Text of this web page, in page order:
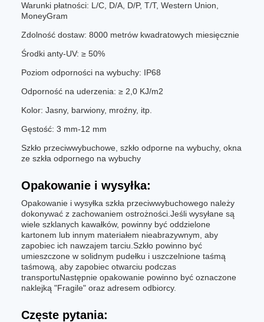
Warunki płatności: L/C, D/A, D/P, T/T, Western Union,
MoneyGram
Zdolność dostaw: 8000 metrów kwadratowych miesięcznie
Środki anty-UV: ≥ 50%
Poziom odporności na wybuchy: IP68
Odporność na uderzenia: ≥ 2,0 KJ/m2
Kolor: Jasny, barwiony, mroźny, itp.
Gęstość: 3 mm-12 mm
Szkło przeciwwybuchowe, szkło odporne na wybuchy, okna
ze szkła odpornego na wybuchy
Opakowanie i wysyłka:
Opakowanie i wysyłka szkła przeciwwybuchowego należy
dokonywać z zachowaniem ostrożności.Jeśli wysyłane są
wiele szklanych kawałków, powinny być oddzielone
kartonem lub innym materiałem nieabrazywnym, aby
zapobiec ich nawzajem tarciu.Szkło powinno być
umieszczone w solidnym pudełku i uszczelnione taśmą
taśmową, aby zapobiec otwarciu podczas
transportuNastępnie opakowanie powinno być oznaczone
naklejką "Fragile" oraz adresem odbiorcy.
Częste pytania: